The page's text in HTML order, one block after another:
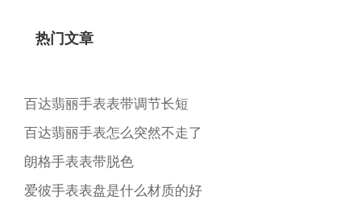
热门文章
百达翡丽手表表带调节长短
百达翡丽手表怎么突然不走了
朗格手表表带脱色
爱彼手表表盘是什么材质的好